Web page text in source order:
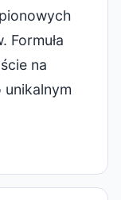
Formuła
na